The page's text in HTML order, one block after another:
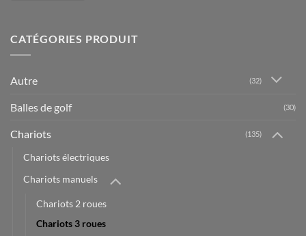
CATÉGORIES PRODUIT
Autre (32)
Balles de golf (30)
Chariots (135)
Chariots électriques
Chariots manuels
Chariots 2 roues
Chariots 3 roues